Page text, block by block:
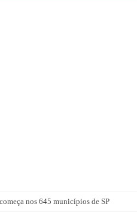
nos 645 municípios de SP